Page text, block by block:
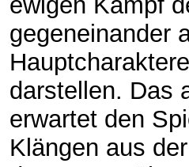
gegeneinander
darstellen. Das
erwartet den
Klängen aus